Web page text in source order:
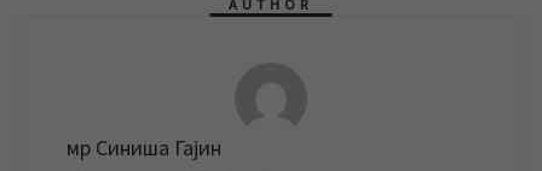
AUTHOR
мр Синиша Гајин